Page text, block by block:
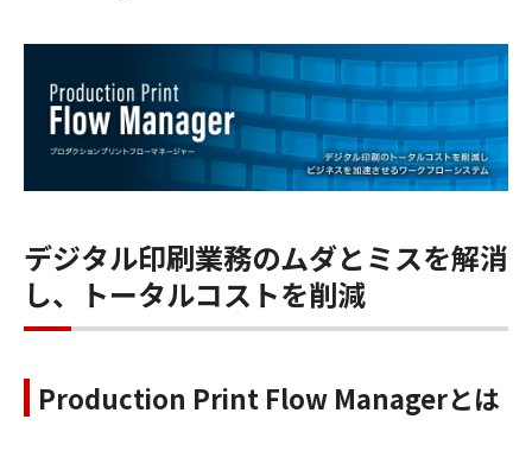
デジタル印刷業務のムダとミスを解消
し、トータルコストを削減
Production Print Flow Managerとは